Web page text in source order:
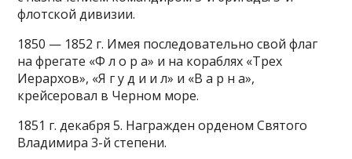
флотской дивизии.
1850 — 1852 г. Имея последовательно свой флаг
на фрегате «Ф л о р а» и на кораблях «Трех
Иерархов», «Я г у д и и л» и «В а р н а»,
крейсеровал в Черном море.
1851 г. декабря 5. Награжден орденом Святого
Владимира 3-й степени.